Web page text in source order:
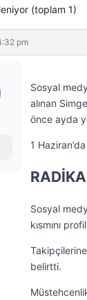
(toplam 1)
pm
Sosyal
alınan
önce ayda
1
Sosyal
kısmını
belirtti.